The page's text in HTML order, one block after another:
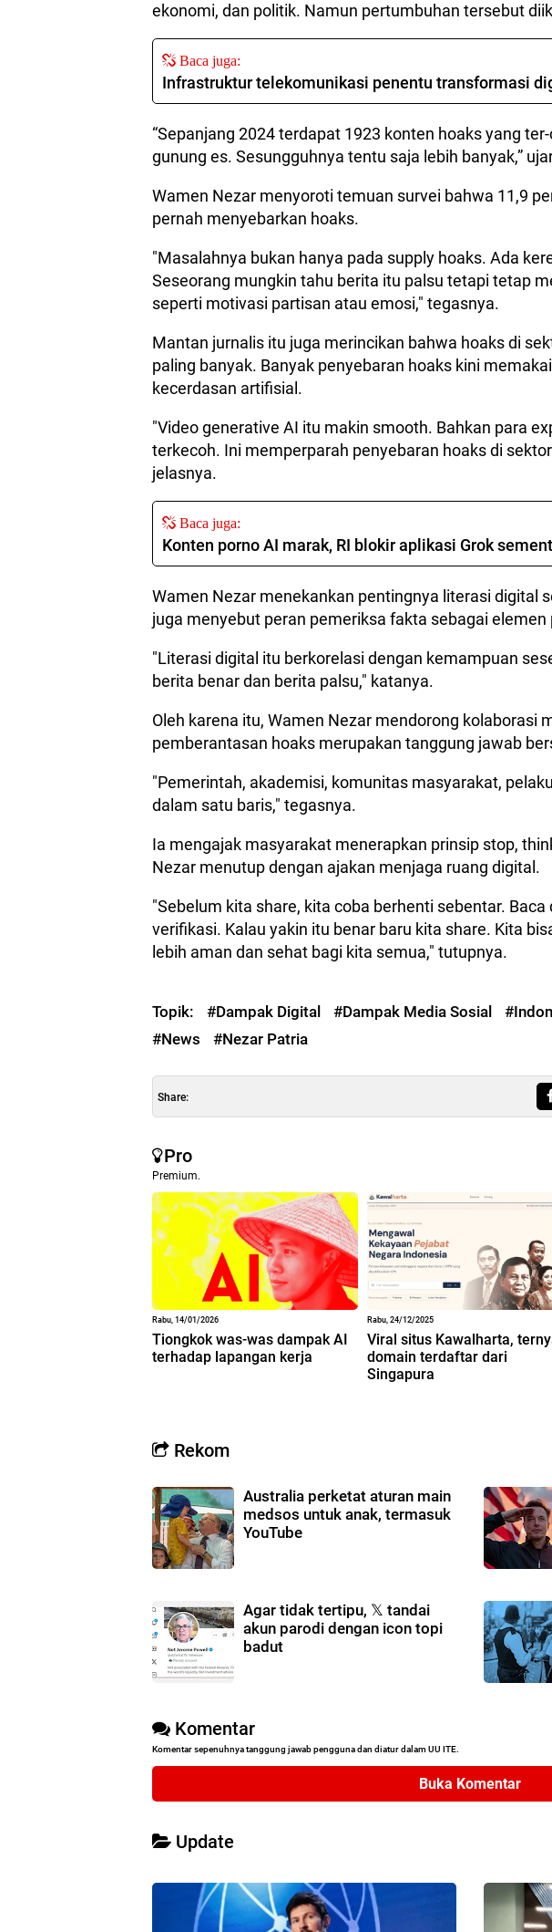
ekonomi, dan politik. Namun pertumbuhan tersebut
Baca juga:
Infrastruktur telekomunikasi penentu transformasi
“Sepanjang 2024 terdapat 1923 konten hoaks yang
gunung es. Sesungguhnya tentu saja lebih banyak,”
Wamen Nezar menyoroti temuan survei bahwa 11,9
pernah menyebarkan hoaks.
"Masalahnya bukan hanya pada supply hoaks. Ada
Seseorang mungkin tahu berita itu palsu tetapi tetap
seperti motivasi partisan atau emosi," tegasnya.
Mantan jurnalis itu juga merincikan bahwa hoaks di
paling banyak. Banyak penyebaran hoaks kini
kecerdasan artifisial.
"Video generative AI itu makin smooth. Bahkan para
terkecoh. Ini memperparah penyebaran hoaks di
jelasnya.
Baca juga:
Konten porno AI marak, RI blokir aplikasi Grok
Wamen Nezar menekankan pentingnya literasi digital
juga menyebut peran pemeriksa fakta sebagai
"Literasi digital itu berkorelasi dengan kemampuan
berita benar dan berita palsu," katanya.
Oleh karena itu, Wamen Nezar mendorong kolaborasi
pemberantasan hoaks merupakan tanggung jawab
"Pemerintah, akademisi, komunitas masyarakat,
dalam satu baris," tegasnya.
Ia mengajak masyarakat menerapkan prinsip stop,
Nezar menutup dengan ajakan menjaga ruang digital.
"Sebelum kita share, kita coba berhenti sebentar.
verifikasi. Kalau yakin itu benar baru kita share. Kita
lebih aman dan sehat bagi kita semua," tutupnya.
Topik: #Dampak Digital #Dampak Media Sosial
#News
#Nezar Patria
Share:
Pro
Premium.
Rabu, 14/01/2026
Tiongkok was-was dampak AI
terhadap lapangan kerja
Rabu, 24/12/2025
Viral situs Kawalharta,
domain terdaftar dari
Singapura
Rekom
Australia perketat aturan main
medsos untuk anak, termasuk
YouTube
Agar tidak tertipu, 𝕏 tandai
akun parodi dengan icon topi
badut
Komentar
Komentar sepenuhnya tanggung jawab pengguna dan diatur dalam UU ITE.
Buka Komentar
Update